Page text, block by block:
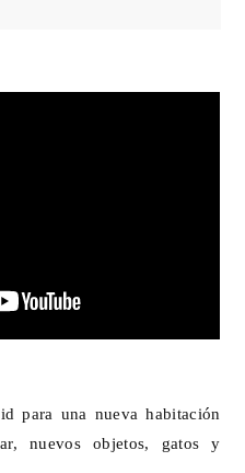
para una nueva habitación
nuevos objetos, gatos y